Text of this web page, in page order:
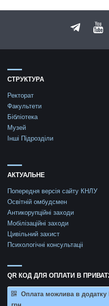
СТРУКТУРА
Ректорат
Факультети
Бібліотека
Музей
Інші Підрозділи
АКТУАЛЬНЕ
Попередня версія сайту КНЛУ
Освітній омбудсмен
Антикорупційні заходи
Мобілізаційні заходи
Цивільний захист
Психологічні консультаціі
QR КОД ДЛЯ ОПЛАТИ В
Оплата можлива в додатку